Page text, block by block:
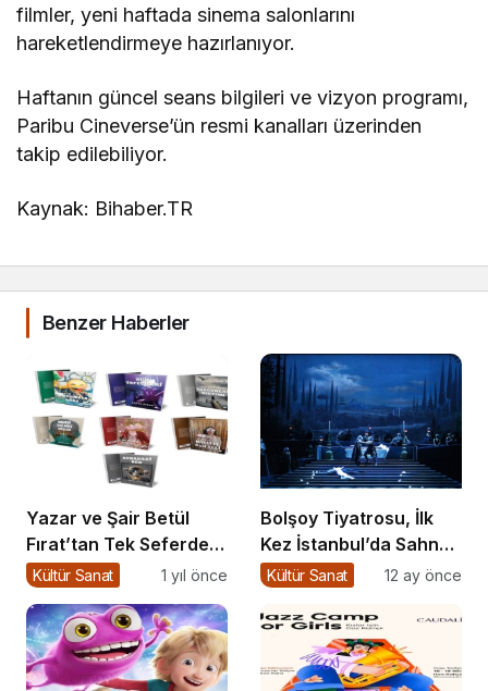
filmler, yeni haftada sinema salonlarını
hareketlendirmeye hazırlanıyor.
Haftanın güncel seans bilgileri ve vizyon programı,
Paribu Cineverse’ün resmi kanalları üzerinden
takip edilebiliyor.
Kaynak: Bihaber.TR
Benzer Haberler
Yazar ve Şair Betül
Fırat’tan Tek Seferde 7
Kitap Müjdesi
Kültür Sanat 1 yıl önce
Bolşoy Tiyatrosu, İlk
Kez İstanbul’da Sahne
Alıyor
Kültür Sanat 12 ay önce